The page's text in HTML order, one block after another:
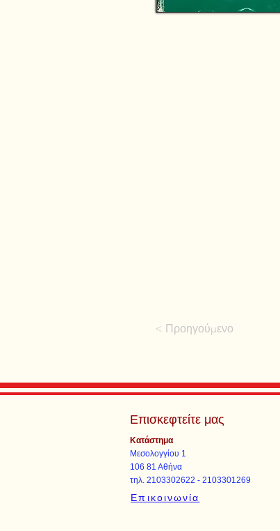
< Προηγούμενο
Επισκεφτείτε μας
Κατάστημα
Μεσολογγίου 1
106 81 Αθήνα
τηλ. 2103302622 - 2103301269
Επικοινωνία